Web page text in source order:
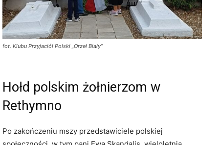
fot. Klubu Przyjaciół Polski „Orzeł Biały”
Hołd polskim żołnierzom w
Rethymno
Po zakończeniu mszy przedstawiciele polskiej